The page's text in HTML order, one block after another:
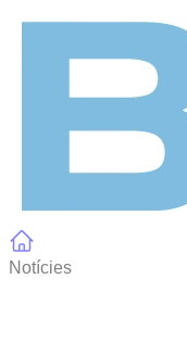
Notícies